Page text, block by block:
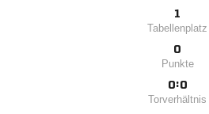
1
Tabellenplatz
0
Punkte
0:0
Torverhältnis